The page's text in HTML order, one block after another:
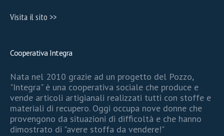
Visita il sito >>
Cooperativa Integra
Nata nel 2010 grazie ad un progetto del Pozzo,
"Integra" è una cooperativa sociale che produce e
vende articoli artigianali realizzati tutti con stoffe e
materiali di recupero. Oggi occupa nove donne che
provengono da situazioni di difficoltà e che hanno
dimostrato di "avere stoffa da vendere!"